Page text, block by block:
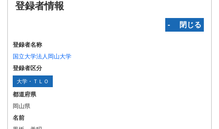
登録者情報
‐ 閉じる
登録者名称
国立大学法人岡山大学
登録者区分
大学・ＴＬＯ
都道府県
岡山県
名前